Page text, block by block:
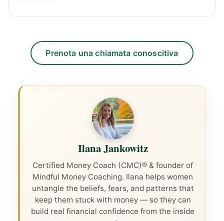
Prenota una chiamata conoscitiva
Ilana Jankowitz
Certified Money Coach (CMC)® & founder of
Mindful Money Coaching. Ilana helps women
untangle the beliefs, fears, and patterns that
keep them stuck with money — so they can
build real financial confidence from the inside